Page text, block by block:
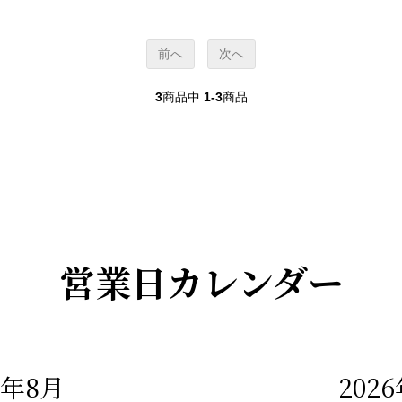
前へ 次へ
3商品中 1-3商品
営業日カレンダー
8月